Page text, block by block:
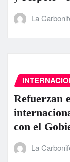
La
Refuerzan
con el
La